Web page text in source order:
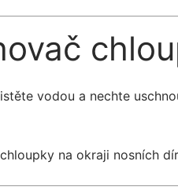
vodou a nechte
na okraji nosních